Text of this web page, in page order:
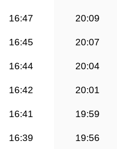
16:47 20:09
16:45 20:07
16:44 20:04
16:42 20:01
16:41 19:59
16:39 19:56